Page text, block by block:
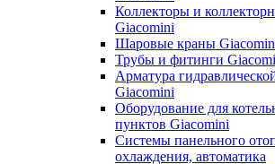
Коллекторы и
Giacomini
Шаровые краны
Трубы и фитинги
Арматура
Giacomini
Оборудование для
пунктов Giacomini
Системы панельного
охлаждения, автоматика